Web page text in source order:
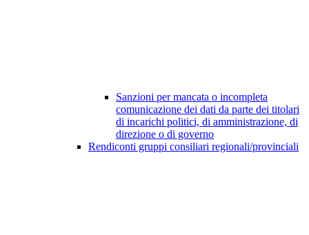
Sanzioni per mancata o incompleta
comunicazione dei dati da parte dei titolari
di incarichi politici, di amministrazione, di
direzione o di governo
Rendiconti gruppi consiliari regionali/provinciali